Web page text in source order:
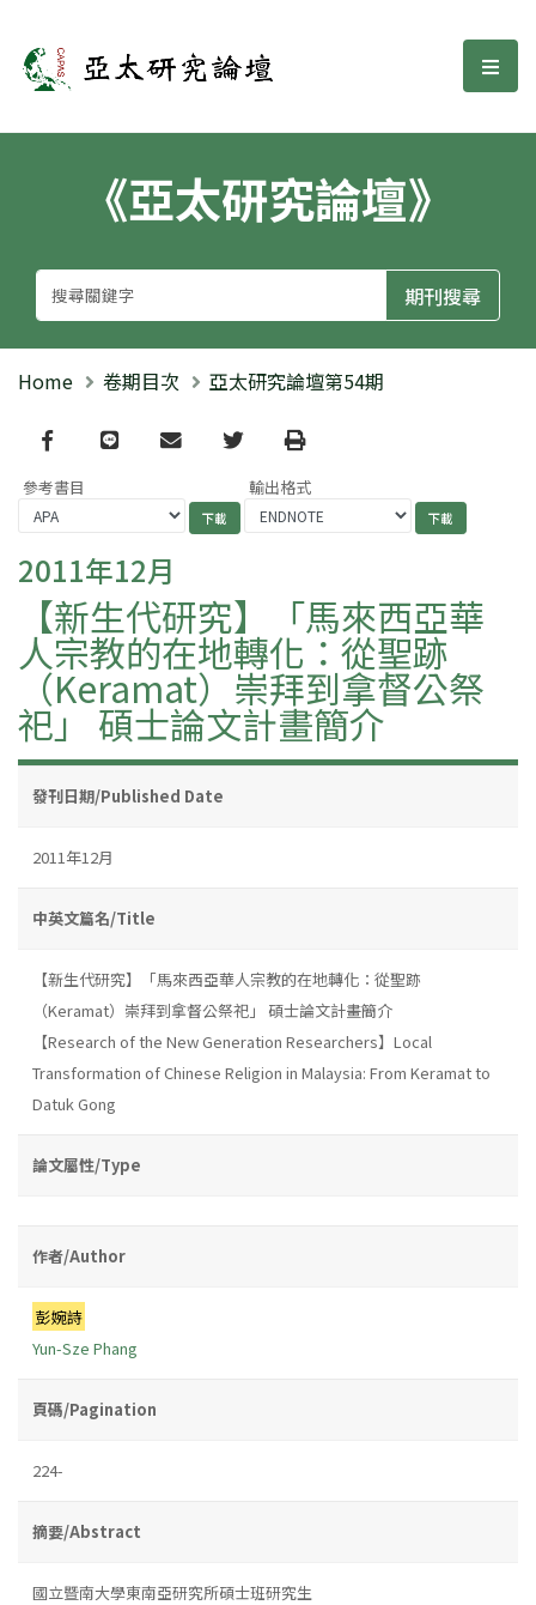
亞太研究論壇 選
《亞太研究論壇》
Home 卷期目次 亞太研究論壇第54期
Facebook
line email TwitterPrint
參考書目 輸出格式
2011年12月
【新生代研究】「馬來西亞華
人宗教的在地轉化：從聖跡
（Keramat）崇拜到拿督公祭
祀」 碩士論文計畫簡介
發刊日期/Published Date
2011年12月
中英文篇名/Title
【新生代研究】「馬來西亞華人宗教的在地轉化：從聖跡
（Keramat）崇拜到拿督公祭祀」 碩士論文計畫簡介
【Research of the New Generation Researchers】Local
Transformation of Chinese Religion in Malaysia: From Keramat to
Datuk Gong
論文屬性/Type
作者/Author
彭婉詩
Yun-Sze Phang
頁碼/Pagination
224-
摘要/Abstract
國立暨南大學東南亞研究所碩士班研究生